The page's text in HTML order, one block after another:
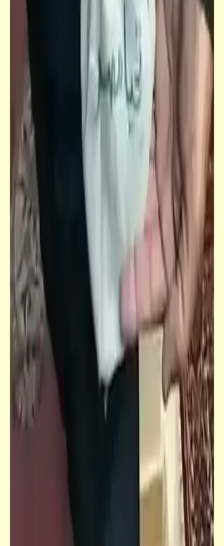
سياسة البيض التي تنتهجها وزارة الزراعة
كلمة ونص
الإعلاميون بين إعلان اللعن وإعلام النعل | عبوهم
كلهم
فيدراديو
شكل جميلة الجميلات حتشبسوت بعد حوالي
3500 سنة من وفاتها